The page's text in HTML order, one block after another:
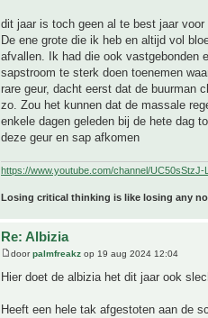
dit jaar is toch geen al te best jaar
De ene grote die ik heb en altijd vol
afvallen. Ik had die ook vastgebonden
sapstroom te sterk doen toenemen
rare geur, dacht eerst dat de buurman
zo. Zou het kunnen dat de massale
enkele dagen geleden bij de hete dag
deze geur en sap afkomen
https://www.youtube.com/channel/UC50sStzJ-
Losing critical thinking is like losing any
Re: Albizia
doorpalmfreakz op 19 aug 2024 12:04
Hier doet de albizia het dit jaar ook
Heeft een hele tak afgestoten aan de